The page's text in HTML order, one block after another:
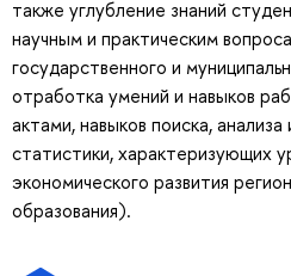
также углубление знаний
научным и практическим
государственного и
отработка умений и навыков
актами, навыков поиска,
статистики, характеризующих
экономического развития
образования).